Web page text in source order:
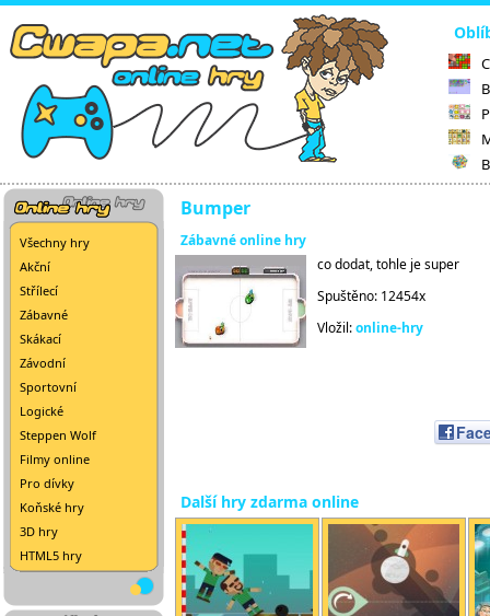
Všechny hry
Akční
Střílecí
Zábavné
Skákací
Závodní
Sportovní
Logické
Steppen Wolf
Filmy online
Pro dívky
Koňské hry
3D hry
HTML5 hry
Bumper
Zábavné online hry
co dodat, tohle je super
Spuštěno: 12454x
Vložil:online-hry
Další hry zdarma online